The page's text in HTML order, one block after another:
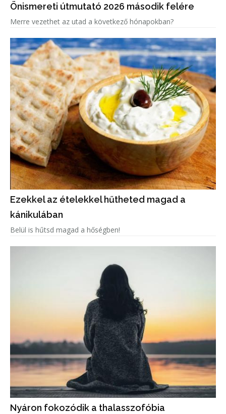
Önismereti útmutató 2026 második felére
Merre vezethet az utad a következő hónapokban?
Ezekkel az ételekkel hűtheted magad a
kánikulában
Belül is hűtsd magad a hőségben!
Nyáron fokozódik a thalasszofóbia